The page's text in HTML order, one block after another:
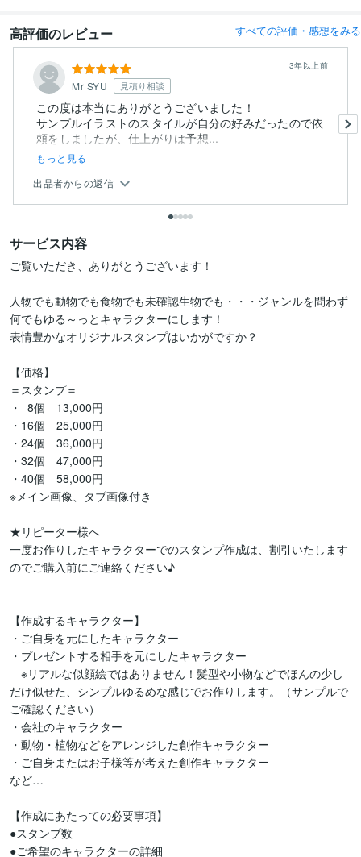
高評価のレビュー すべての評価・感想をみる
Mr SYU 見積り相談
3年以上前
この度は本当にありがとうございました！
サンプルイラストのスタイルが自分の好みだったので依
頼をしましたが、仕上がりは予想...
もっと見る
出品者からの返信
サービス内容
ご覧いただき、ありがとうございます！
人物でも動物でも食物でも未確認生物でも・・・ジャンルを問わず
何でもゆる～っとキャラクターにします！
表情豊かなオリジナルスタンプはいかがですか？
【価格】
＝スタンプ＝
・  8個　13,000円
・16個　25,000円
・24個　36,000円
・32個　47,000円
・40個　58,000円
※メイン画像、タブ画像付き
★リピーター様へ
一度お作りしたキャラクターでのスタンプ作成は、割引いたします
のでご購入前にご連絡ください♪
【作成するキャラクター】
・ご自身を元にしたキャラクター
・プレゼントする相手を元にしたキャラクター
※リアルな似顔絵ではありません！髪型や小物などでほんの少し
だけ似せた、シンプルゆるめな感じでお作りします。（サンプルで
ご確認ください）
・会社のキャラクター
・動物・植物などをアレンジした創作キャラクター
・ご自身またはお子様等が考えた創作キャラクター
など…
【作成にあたっての必要事項】
●スタンプ数
●ご希望のキャラクターの詳細